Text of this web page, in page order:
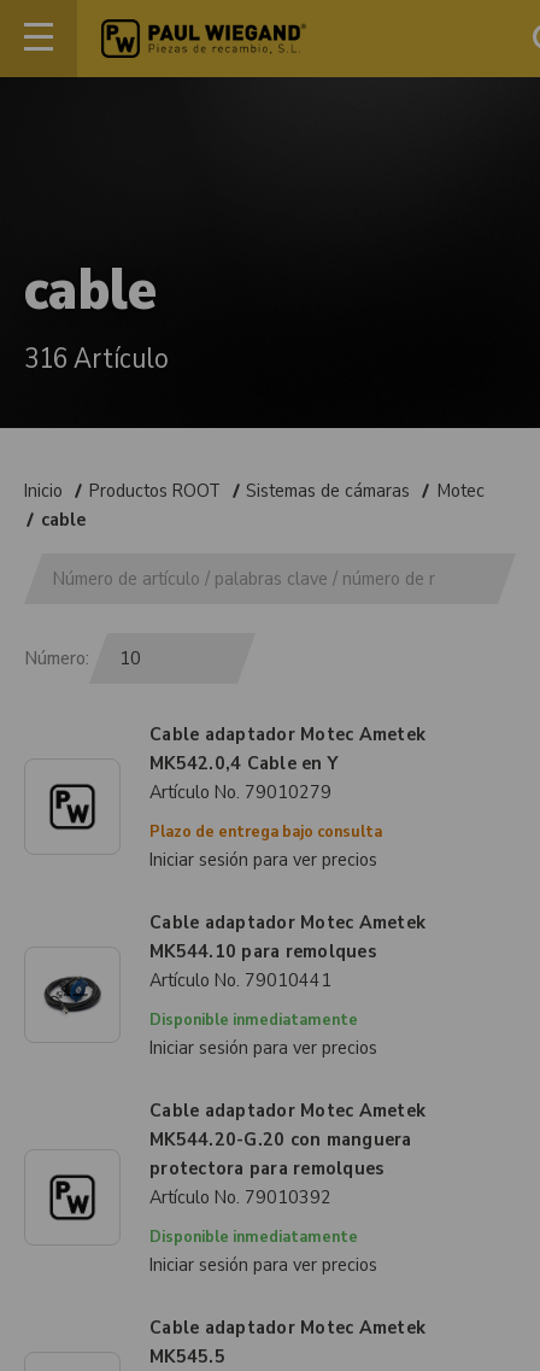
cable
316 Artículo
Inicio Productos ROOT Sistemas de cámaras
Motec
cable
Número:
Cable adaptador Motec Ametek
MK542.0,4 Cable en Y
Artículo No. 79010279
Plazo de entrega bajo consulta
Iniciar sesión para ver precios
Cable adaptador Motec Ametek
MK544.10 para remolques
Artículo No. 79010441
Disponible inmediatamente
Iniciar sesión para ver precios
Cable adaptador Motec Ametek
MK544.20-G.20 con manguera
protectora para remolques
Artículo No. 79010392
Disponible inmediatamente
Iniciar sesión para ver precios
Cable adaptador Motec Ametek
MK545.5